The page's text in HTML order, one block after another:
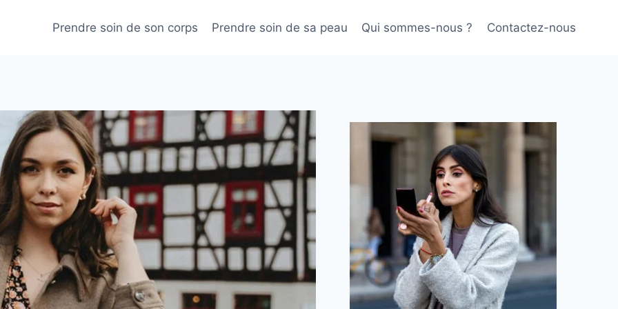
Prendre soin de son corps Prendre soin de sa peau Qui sommes-nous ? Contactez-nous